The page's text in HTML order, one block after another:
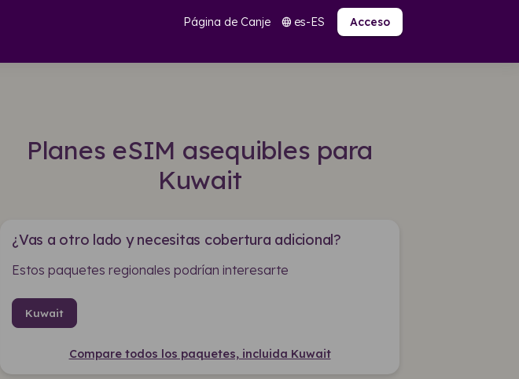
Página de Canje language es-ES Acceso
Planes eSIM asequibles para
Kuwait
¿Vas a otro lado y necesitas cobertura adicional?
Estos paquetes regionales podrían interesarte
Kuwait
Compare todos los paquetes, incluida Kuwait